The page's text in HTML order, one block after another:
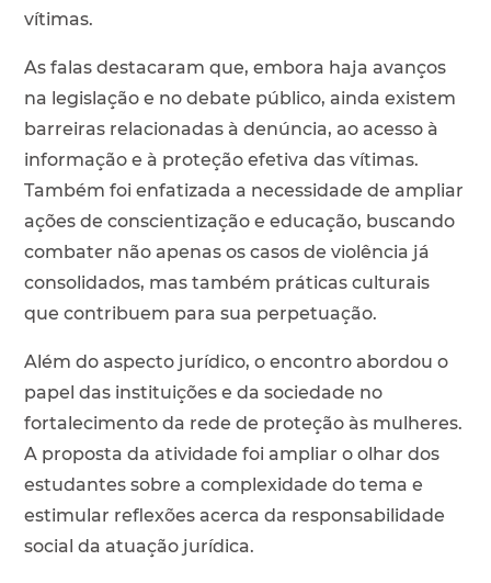
vítimas.
As falas destacaram que, embora haja avanços
na legislação e no debate público, ainda existem
barreiras relacionadas à denúncia, ao acesso à
informação e à proteção efetiva das vítimas.
Também foi enfatizada a necessidade de ampliar
ações de conscientização e educação, buscando
combater não apenas os casos de violência já
consolidados, mas também práticas culturais
que contribuem para sua perpetuação.
Além do aspecto jurídico, o encontro abordou o
papel das instituições e da sociedade no
fortalecimento da rede de proteção às mulheres.
A proposta da atividade foi ampliar o olhar dos
estudantes sobre a complexidade do tema e
estimular reflexões acerca da responsabilidade
social da atuação jurídica.